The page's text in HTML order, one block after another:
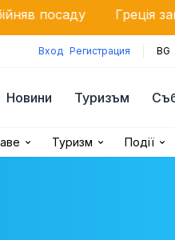
Греція запроваджує
Вход Регистрация BG
Новини Туризъм
Туризм Події